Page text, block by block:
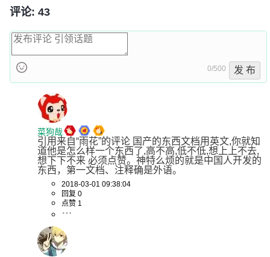
评论: 43
0/500 发 布
菜狗哉
引用来自“雨花”的评论 国产的东西文档用英文,你就知
道他是怎么样一个东西了,高不高,低不低,想上上不去,
想下下不来 必须点赞。神特么烦的就是中国人开发的
东西，第一文档、注释确是外语。
2018-03-01 09:38:04
回复 0
点赞 1